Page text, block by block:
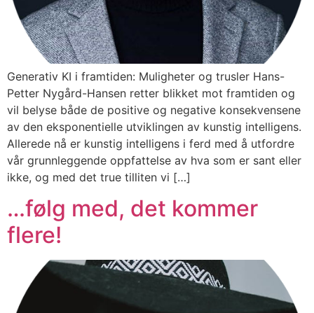
Generativ KI i framtiden: Muligheter og trusler Hans-
Petter Nygård-Hansen retter blikket mot framtiden og
vil belyse både de positive og negative konsekvensene
av den eksponentielle utviklingen av kunstig intelligens.
Allerede nå er kunstig intelligens i ferd med å utfordre
vår grunnleggende oppfattelse av hva som er sant eller
ikke, og med det true tilliten vi […]
…følg med, det kommer
flere!